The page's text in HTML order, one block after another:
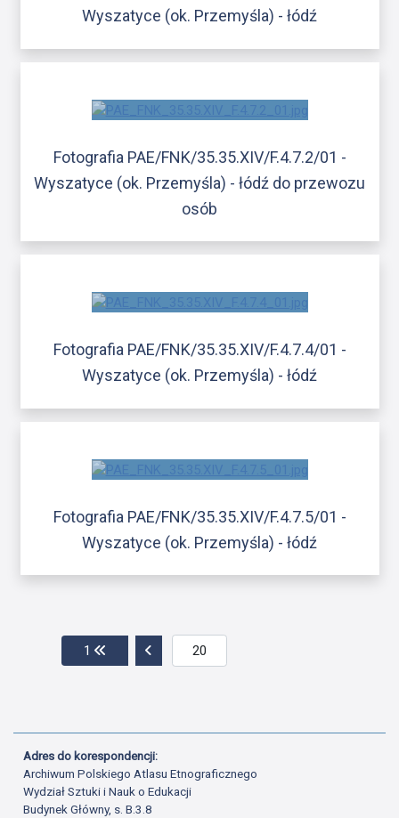
Wyszatyce (ok. Przemyśla) - łódź
Fotografia PAE/FNK/35.35.XIV/F.4.7.2/01 -
Wyszatyce (ok. Przemyśla) - łódź do przewozu
osób
Fotografia PAE/FNK/35.35.XIV/F.4.7.4/01 -
Wyszatyce (ok. Przemyśla) - łódź
Fotografia PAE/FNK/35.35.XIV/F.4.7.5/01 -
Wyszatyce (ok. Przemyśla) - łódź
1 Przejdź do pierwszej strony
Przejdź do poprzedniej strony
Adres do korespondencji:
Archiwum Polskiego Atlasu Etnograficznego
Wydział Sztuki i Nauk o Edukacji
Budynek Główny, s. B.3.8